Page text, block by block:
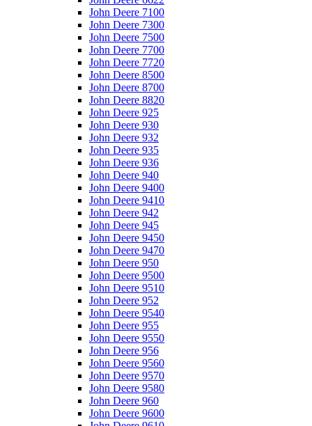
John Deere 7100
John Deere 7300
John Deere 7500
John Deere 7700
John Deere 7720
John Deere 8500
John Deere 8700
John Deere 8820
John Deere 925
John Deere 930
John Deere 932
John Deere 935
John Deere 936
John Deere 940
John Deere 9400
John Deere 9410
John Deere 942
John Deere 945
John Deere 9450
John Deere 9470
John Deere 950
John Deere 9500
John Deere 9510
John Deere 952
John Deere 9540
John Deere 955
John Deere 9550
John Deere 956
John Deere 9560
John Deere 9570
John Deere 9580
John Deere 960
John Deere 9600